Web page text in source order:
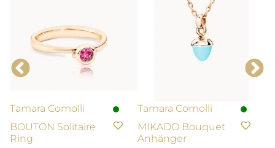
Tamara Comolli
BOUTON Solitaire
Ring
Tamara Comolli
MIKADO Bouquet
Anhänger